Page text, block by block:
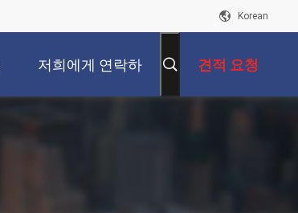
Korean
저희에게 연락하 견적 요청